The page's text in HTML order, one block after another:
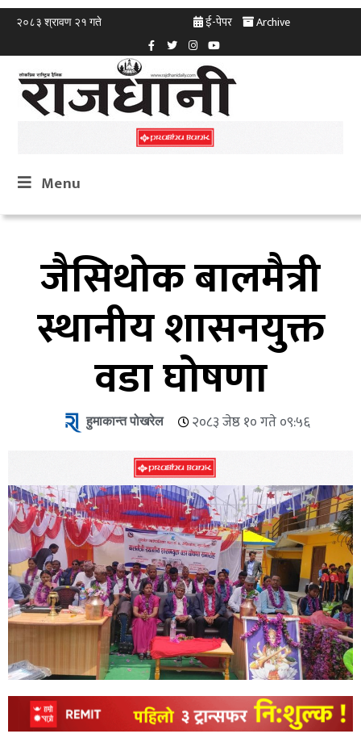
२०८३ श्रावण २१ गते ई-पेपर Archive
Menu
जैसिथोक बालमैत्री
स्थानीय शासनयुक्त
वडा घोषणा
हुमाकान्त पोखरेल २०८३ जेष्ठ १० गते ०९:५६